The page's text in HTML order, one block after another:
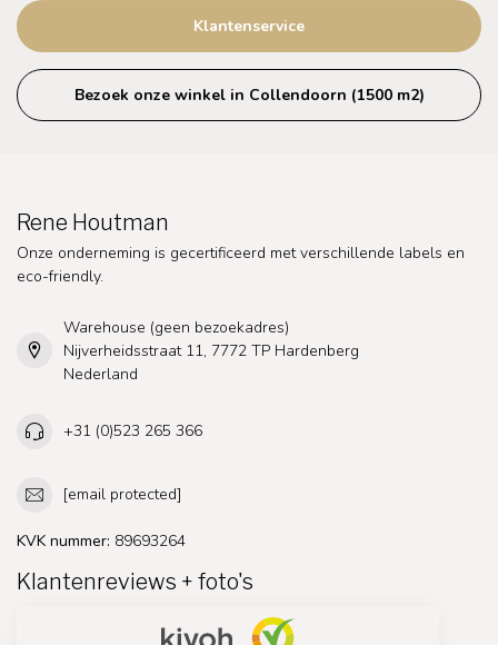
Klantenservice
Bezoek onze winkel in Collendoorn (1500 m2)
Rene Houtman
Onze onderneming is gecertificeerd met verschillende labels en
eco-friendly.
Warehouse (geen bezoekadres)
Nijverheidsstraat 11, 7772 TP Hardenberg
Nederland
+31 (0)523 265 366
[email protected]
KVK nummer: 89693264
Klantenreviews + foto's